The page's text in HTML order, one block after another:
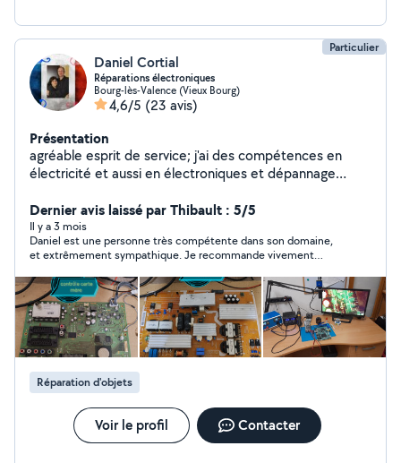
Particulier
Daniel Cortial
Réparations électroniques
Bourg-lès-Valence (Vieux Bourg)
4,6/5 (23 avis)
Présentation
agréable esprit de service; j'ai des compétences en
électricité et aussi en électroniques et dépannage
Dernier avis laissé par Thibault : 5/5
Il y a 3 mois
Daniel est une personne très compétente dans son domaine,
et extrêmement sympathique. Je recommande vivement
télévision au lieu de la jeter. Il est très honnête au niveau tarif.
Je n’hésiterai pas à faire à nouveau appel à lui en cas de besoin.
Réparation d'objets
Voir le profil Contacter